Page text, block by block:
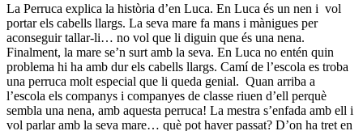
La Perruca explica la història d’en Luca. En Luca és un nen i vol
portar els cabells llargs. La seva mare fa mans i mànigues per
aconseguir tallar-li… no vol que li diguin que és una nena.
Finalment, la mare se’n surt amb la seva. En Luca no entén quin
problema hi ha amb dur els cabells llargs. Camí de l’escola es troba
una perruca molt especial que li queda genial. Quan arriba a
l’escola els companys i companyes de classe riuen d’ell perquè
sembla una nena, amb aquesta perruca! La mestra s’enfada amb ell i
vol parlar amb la seva mare… què pot haver passat? D’on ha tret en